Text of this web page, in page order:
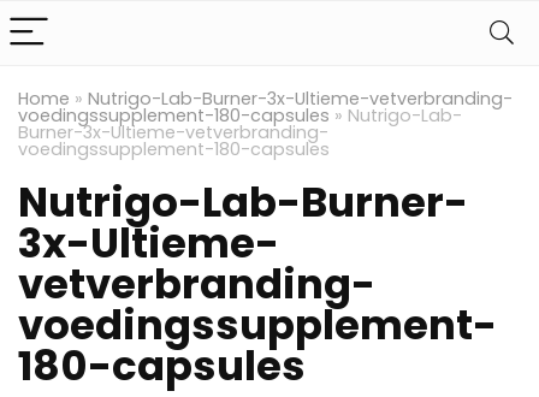
Home » Nutrigo-Lab-Burner-3x-Ultieme-vetverbranding-
voedingssupplement-180-capsules » Nutrigo-Lab-
Burner-3x-Ultieme-vetverbranding-
voedingssupplement-180-capsules
Nutrigo-Lab-Burner-
3x-Ultieme-
vetverbranding-
voedingssupplement-
180-capsules